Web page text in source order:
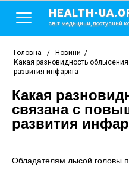
HEALTH-
світ медицини, доступний
Головна / Новини /
Какая разновидность
развития инфаркта
Какая
связана с
развития
Обладателям лысой головы